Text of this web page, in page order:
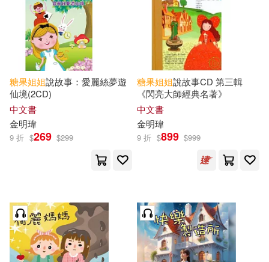
可港澳店取(18)
可新加坡店取(18)
可菲律賓店取(18)
其他
作者/演唱/譯/編/繪(188)
價格
糖果姐姐說故事：愛麗絲夢遊
仙境(2CD)
中文書
金明瑋
9 折 $269 $299
糖果姐姐說故事CD 第三輯
《閃亮大師經典名著》
中文書
金明瑋
9 折 $899 $999